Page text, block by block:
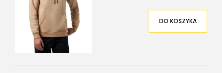
DO KOSZYKA